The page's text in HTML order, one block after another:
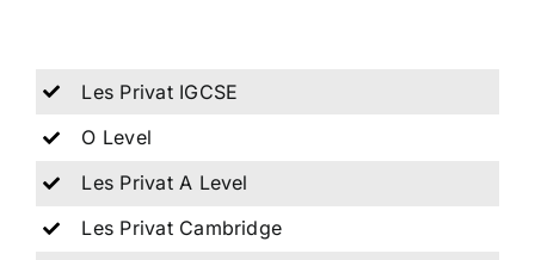
Les Privat IGCSE
O Level
Les Privat A Level
Les Privat Cambridge